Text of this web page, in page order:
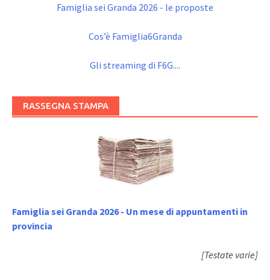
Famiglia sei Granda 2026 - le proposte
Cos’è Famiglia6Granda
Gli streaming di F6G....
RASSEGNA STAMPA
Famiglia sei Granda 2026 - Un mese di appuntamenti in
provincia
[Testate varie]